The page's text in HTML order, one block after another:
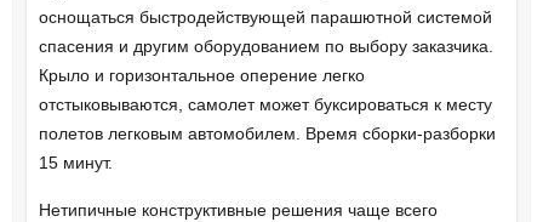
оснощаться быстродействующей парашютной системой
спасения и другим оборудованием по выбору заказчика.
Крыло и горизонтальное оперение легко
отстыковываются, самолет может буксироваться к месту
полетов легковым автомобилем. Время сборки-разборки
15 минут.
Нетипичные конструктивные решения чаще всего